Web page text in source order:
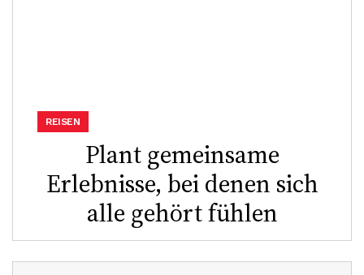
Plant gemeinsame
Erlebnisse, bei denen sich
alle gehört fühlen
REISEN